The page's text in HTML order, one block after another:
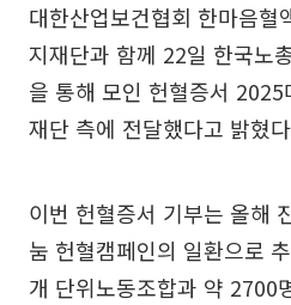
대한산업보건협회 한마음혈
지재단과 함께 22일 한국노
을 통해 모인 헌혈증서
재단 측에 전달했다고 밝혔
이번 헌혈증서 기부는 올해
눔 헌혈캠페인의 일환으로
개 단위노동조합과 약 2700